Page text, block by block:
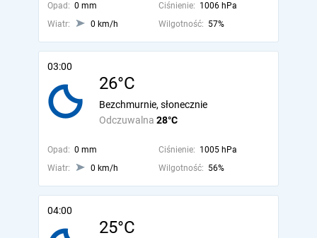
Opad: 0 mm Ciśnienie: 1006 hPa
Wiatr:
0 km/h Wilgotność: 57%
03:00
26°C
Odczuwalna 28°C
Bezchmurnie, słonecznie
Opad: 0 mm Ciśnienie: 1005 hPa
Wiatr:
0 km/h Wilgotność: 56%
04:00
25°C